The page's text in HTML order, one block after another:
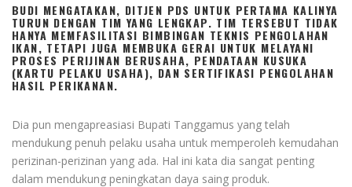
BUDI MENGATAKAN, DITJEN PDS UNTUK PERTAMA KALINYA
TURUN DENGAN TIM YANG LENGKAP. TIM TERSEBUT TIDAK
HANYA MEMFASILITASI BIMBINGAN TEKNIS PENGOLAHAN
IKAN, TETAPI JUGA MEMBUKA GERAI UNTUK MELAYANI
PROSES PERIJINAN BERUSAHA, PENDATAAN KUSUKA
(KARTU PELAKU USAHA), DAN SERTIFIKASI PENGOLAHAN
HASIL PERIKANAN.
Dia pun mengapreasiasi Bupati Tanggamus yang telah
mendukung penuh pelaku usaha untuk memperoleh kemudahan
perizinan-perizinan yang ada. Hal ini kata dia sangat penting
dalam mendukung peningkatan daya saing produk.